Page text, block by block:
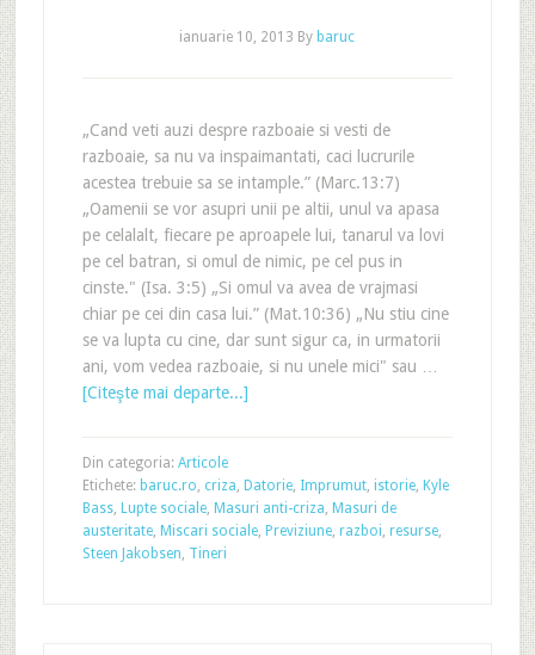
ianuarie 10, 2013 By baruc
„Cand veti auzi despre razboaie si vesti de
razboaie, sa nu va inspaimantati, caci lucrurile
acestea trebuie sa se intample.” (Marc.13:7)
„Oamenii se vor asupri unii pe altii, unul va apasa
pe celalalt, fiecare pe aproapele lui, tanarul va lovi
pe cel batran, si omul de nimic, pe cel pus in
cinste." (Isa. 3:5) „Si omul va avea de vrajmasi
chiar pe cei din casa lui.” (Mat.10:36) „Nu stiu cine
se va lupta cu cine, dar sunt sigur ca, in urmatorii
ani, vom vedea razboaie, si nu unele mici" sau …
[Citeşte mai departe...]
Din categoria: Articole
Etichete: baruc.ro, criza, Datorie, Imprumut, istorie, Kyle
Bass, Lupte sociale, Masuri anti-criza, Masuri de
austeritate, Miscari sociale, Previziune, razboi, resurse,
Steen Jakobsen, Tineri